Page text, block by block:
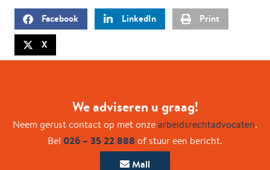
Facebook LinkedIn Print
X
We adviseren u graag!
Neem gerust contact op met onzearbeidsrechtadvocaten.
Bel 026 – 35 22 888 of stuur een bericht.
Mail